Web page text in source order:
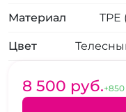
Материал
Цвет
8 500 pуб.